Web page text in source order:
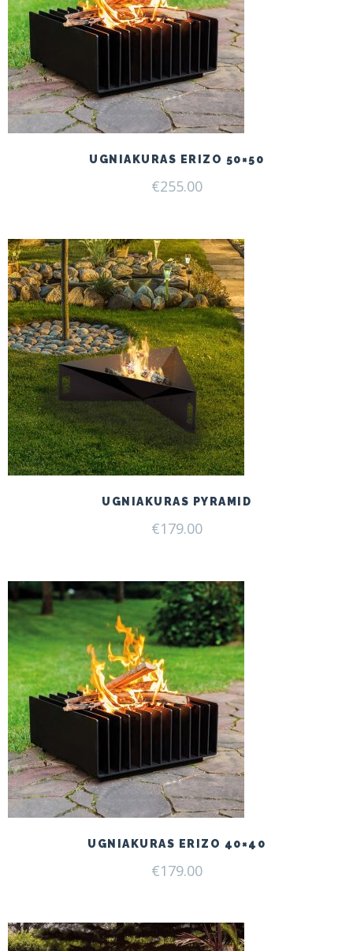
UGNIAKURAS ERIZO 50×50
€255.00
UGNIAKURAS PYRAMID
€179.00
UGNIAKURAS ERIZO 40×40
€179.00